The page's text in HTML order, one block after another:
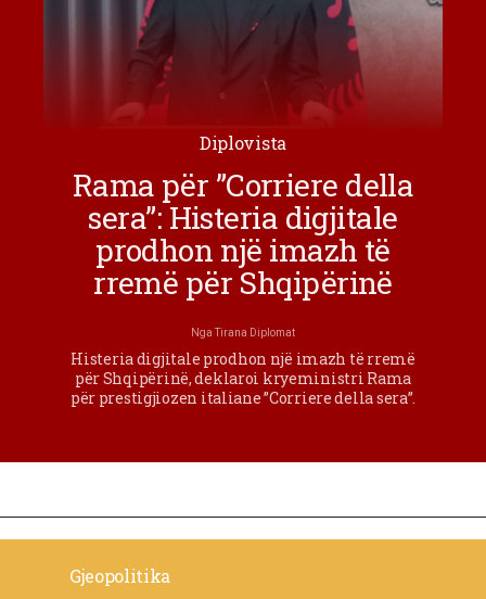
Diplovista
Rama për ”Corriere della
sera”: Histeria digjitale
prodhon një imazh të
rremë për Shqipërinë
NgaTirana Diplomat
Histeria digjitale prodhon një imazh të rremë
për Shqipërinë, deklaroi kryeministri Rama
për prestigjiozen italiane ”Corriere della sera”.
Gjeopolitika